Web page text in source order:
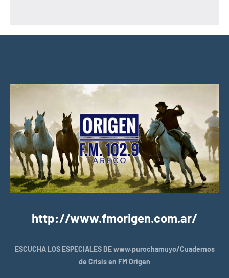
http://www.fmorigen.com.ar/
ESCUCHA LOS ESPECIALES DE www.purochamuyo/Cuadernos
de Crisis en FM Origen